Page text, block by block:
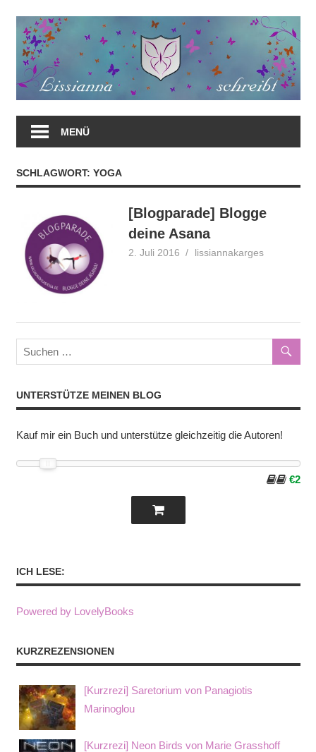
springen
MENÜ
SCHLAGWORT: YOGA
[Blogparade] Blogge
deine Asana
2. Juli 2016 lissiannakargesBlogparade
UNTERSTÜTZE MEINEN BLOG
Kauf mir ein Buch und unterstütze gleichzeitig die Autoren!
€2
ICH LESE:
Powered by LovelyBooks
KURZREZENSIONEN
[Kurzrezi] Saretorium von Panagiotis
Marinoglou
[Kurzrezi] Neon Birds von Marie Grasshoff